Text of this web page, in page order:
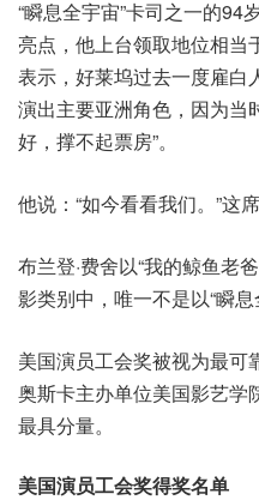
“瞬息全宇宙”卡司之一的94
亮点，他上台领取地位相当
表示，好莱坞过去一度雇白
演出主要亚洲角色，因为当
好，撑不起票房”。
他说：“如今看看我们。”这
布兰登·费舍以“我的鲸鱼老
影类别中，唯一不是以“瞬息
美国演员工会奖被视为最可
奥斯卡主办单位美国影艺学
最具分量。
美国演员工会奖得奖名单